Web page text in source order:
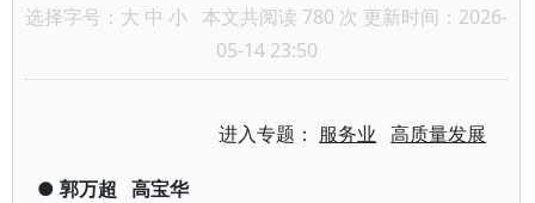
选择字号： 大 中 小 本文共阅读 780 次 更新时间：2026-
05-14 23:50
进入专题： 服务业 高质量发展
● 郭万超 高宝华